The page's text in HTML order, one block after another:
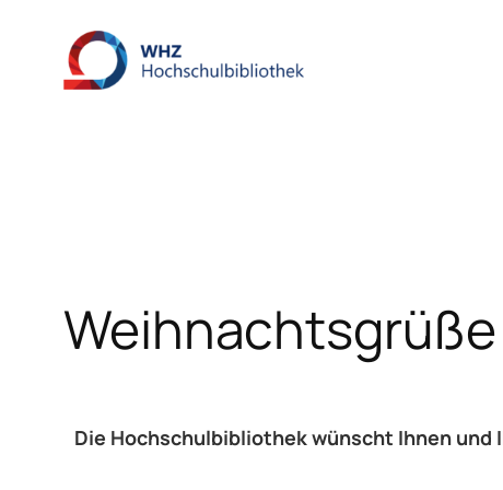
springen
Weihnachtsgrüße
Die Hochschulbibliothek wünscht Ihnen